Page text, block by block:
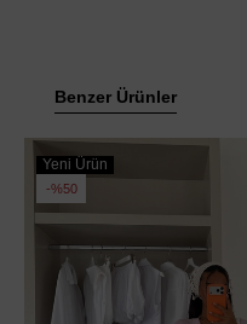
Benzer Ürünler
Yeni Ürün
%50